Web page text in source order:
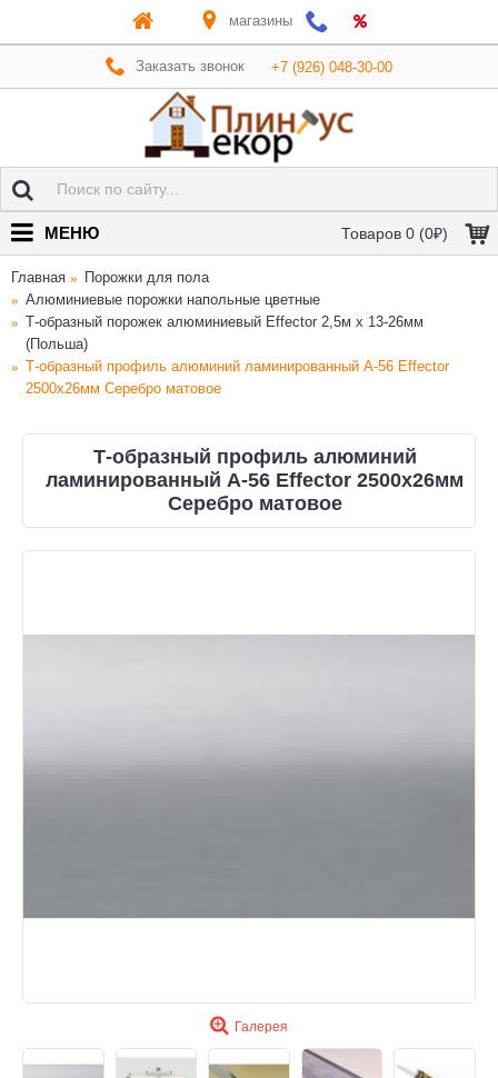
магазины
Заказать звонок +7 (926) 048-30-00
Товаров 0 (0₽)
МЕНЮ
Главная
Порожки для пола
Алюминиевые порожки напольные цветные
Т-образный порожек алюминиевый Effector 2,5м х 13-26мм
(Польша)
Т-образный профиль алюминий ламинированный А-56 Effector
2500х26мм Серебро матовое
Т-образный профиль алюминий
ламинированный А-56 Effector 2500х26мм
Серебро матовое
Галерея